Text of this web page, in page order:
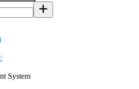
System